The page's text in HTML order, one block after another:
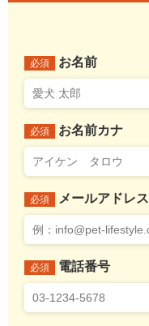
必須 お名前
必須 お名前カナ
必須 メールアドレス
必須 電話番号